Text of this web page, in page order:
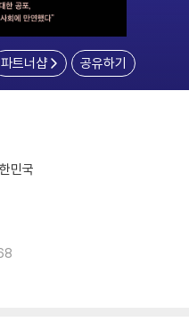
파트너샵 공유하기
민국